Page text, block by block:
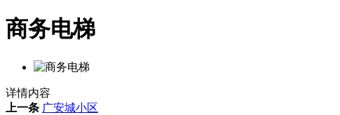
商务电梯
详情内容
上一条 广安城小区